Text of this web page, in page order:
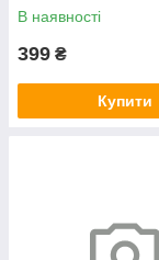
В наявності
399 ₴
Купити